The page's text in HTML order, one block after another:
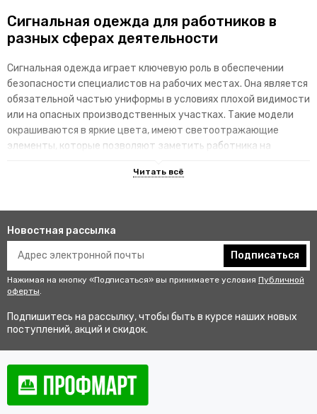
Сигнальная одежда для работников в
разных сферах деятельности
Сигнальная одежда играет ключевую роль в обеспечении
безопасности специалистов на рабочих местах. Она является
обязательной частью униформы в условиях плохой видимости
или на опасных производственных участках. Такие модели
окрашиваются в яркие цвета, имеют светоотражающие
элементы, которые позволяют заметить работника на
изделий
Гарантируют улучшенную видимость человека и его
безопасность на рабочем месте. В результате этого
снижается риск аварии и получения травмы.
Не мешаются во время выполнения профессиональных
Соответствуют стандартам качества, так как проходят
Купить одежду сигнальную для
работников оптом и в розницу с
доставкой по Сатке
Новостная рассылка
Подписаться
Нажимая на кнопку «Подписаться» вы принимаете условия Публичной
оферты.
Подпишитесь на рассылку, чтобы быть в курсе наших новых
поступлений, акций и скидок.